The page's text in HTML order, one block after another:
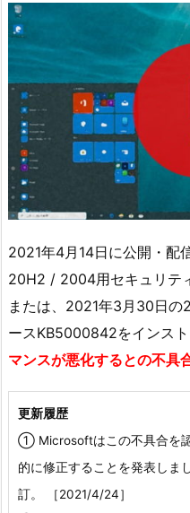
2021年4月14日に公開・配
20H2 / 2004用セキュリテ
または、2021年3月30日
ースKB5000842をインスト
マンスが悪化するとの不具
更新履歴
① Microsoftはこの不具合を
的に修正することを発表しま
訂。 ［2021/4/24］